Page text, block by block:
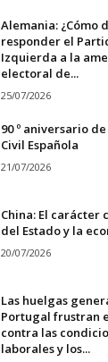
Alemania: ¿Cómo
responder el
Izquierda a la
electoral de...
25/07/2026
90 º aniversario
Civil Española
21/07/2026
China: El carácter
del Estado y la
20/07/2026
Las huelgas
Portugal frustran
contra las
laborales y los...